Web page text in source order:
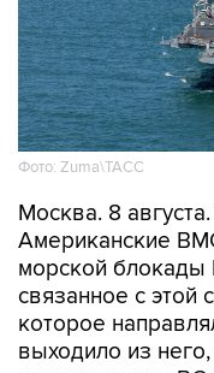
Фото: Zuma\ТАСС
Москва. 8 августа.
морской блокады
связанное с этой
которое
выходило из
командование
(CENTCOM).